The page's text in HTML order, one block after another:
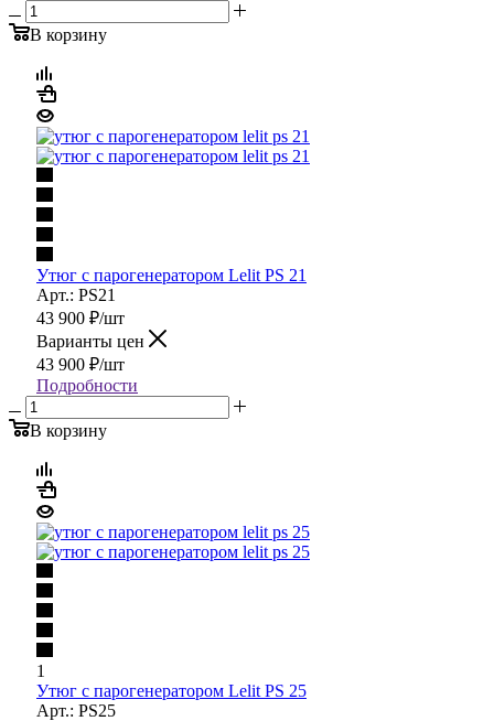
В корзину
Утюг с парогенератором Lelit PS 21
Арт.: PS21
43 900 ₽/шт
Варианты цен
43 900 ₽/шт
Подробности
В корзину
1
Утюг с парогенератором Lelit PS 25
Арт.: PS25